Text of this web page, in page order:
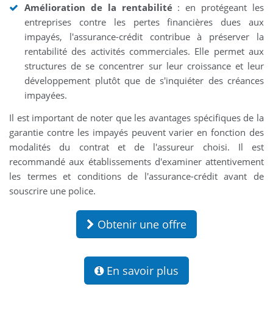
Amélioration de la rentabilité: en protégeant les
entreprises contre les pertes financières dues aux
impayés, l'assurance-crédit contribue à préserver la
rentabilité des activités commerciales. Elle permet aux
structures de se concentrer sur leur croissance et leur
développement plutôt que de s'inquiéter des créances
impayées.
Il est important de noter que les avantages spécifiques de la
garantie contre les impayés peuvent varier en fonction des
modalités du contrat et de l'assureur choisi. Il est
recommandé aux établissements d'examiner attentivement
les termes et conditions de l'assurance-crédit avant de
souscrire une police.
Obtenir une offre
En savoir plus